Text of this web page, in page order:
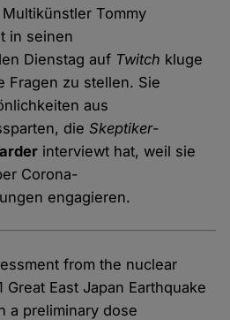
Tommy
in seinen
Dienstag auf Twitch kluge
Fragen zu stellen. Sie
aus
dieSkeptiker-
interviewt hat, weil sie
Corona-
engagieren.
from the nuclear
Great East Japan Earthquake
a preliminary dose